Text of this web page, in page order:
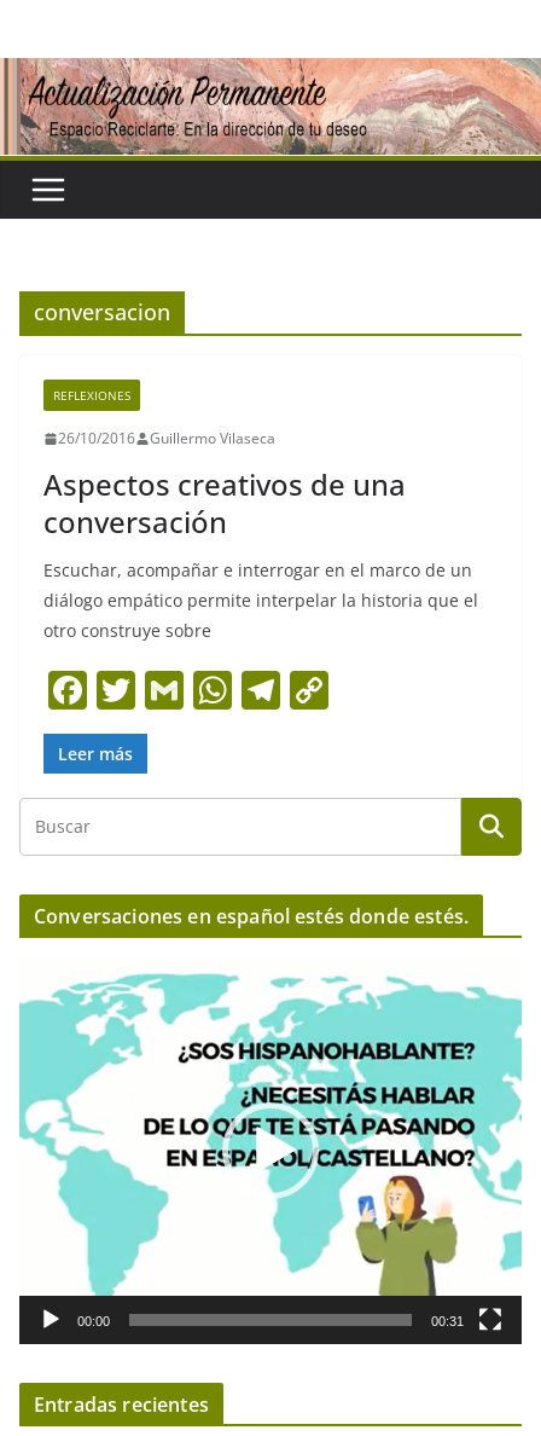
contenido
conversacion
REFLEXIONES
26/10/2016 Guillermo Vilaseca
Aspectos creativos de una
conversación
Escuchar, acompañar e interrogar en el marco de un
diálogo empático permite interpelar la historia que el
otro construye sobre
F
a
c
e
b
o
o
T
w
itt
er
G
l
W
s
A
p
p
T
gr
a
m
y
Li
n
k
Leer más
Conversaciones en español estés donde estés.
e
d
d
í
d
00:00 00:31
Entradas recientes